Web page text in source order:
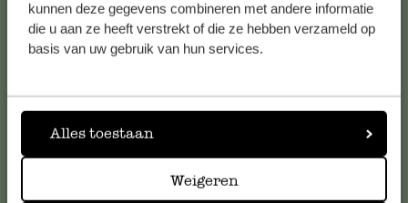
kunnen deze gegevens combineren met andere informatie
die u aan ze heeft verstrekt of die ze hebben verzameld op
basis van uw gebruik van hun services.
Alles toestaan
Weigeren
Service clientèle
veuillez contacter notre service clientèle. Ou retrouvez ici
nos réponses aux
serviceclientele@dille-kamille.com